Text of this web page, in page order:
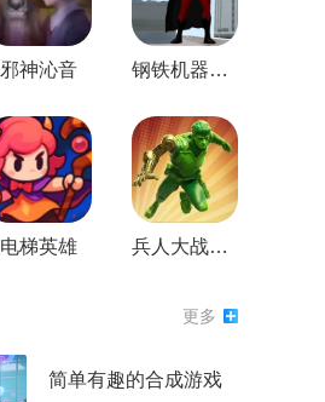
邪神沁音 钢铁机器人英雄
电梯英雄 兵人大战战争策略模拟器
更多
简单有趣的合成游戏